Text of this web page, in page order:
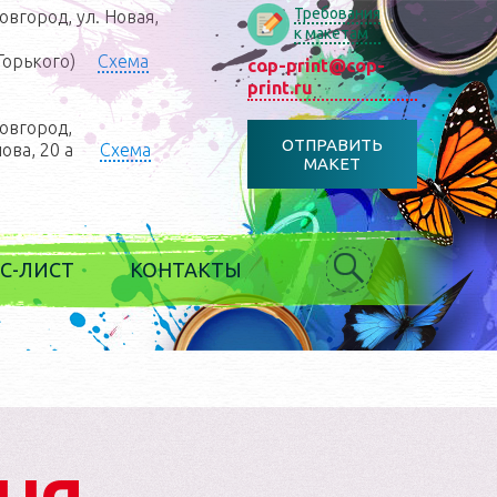
ул. Новая,
Схема
20 а
Схема
Требования
к макетам
cop-print@cop-
print.ru
ОТПРАВИТЬ
МАКЕТ
ЛИСТ КОНТАКТЫ